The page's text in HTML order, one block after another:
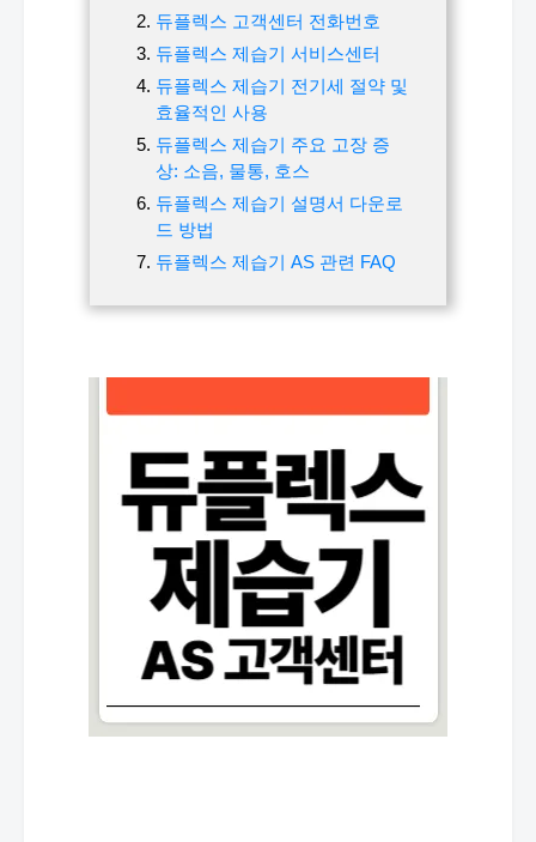
듀플렉스 고객센터 전화번호
듀플렉스 제습기 서비스센터
듀플렉스 제습기 전기세 절약 및
효율적인 사용
듀플렉스 제습기 주요 고장 증
상: 소음, 물통, 호스
듀플렉스 제습기 설명서 다운로
드 방법
듀플렉스 제습기 AS 관련 FAQ